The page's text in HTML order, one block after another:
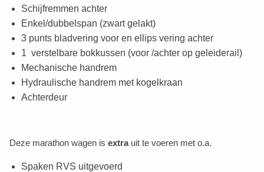
Schijfremmen achter
Enkel/dubbelspan (zwart gelakt)
3 punts bladvering voor en ellips vering achter
1 verstelbare bokkussen (voor /achter op geleiderail)
Mechanische handrem
Hydraulische handrem met kogelkraan
Achterdeur
Deze marathon wagen is extrauit te voeren met o.a.
Spaken RVS uitgevoerd